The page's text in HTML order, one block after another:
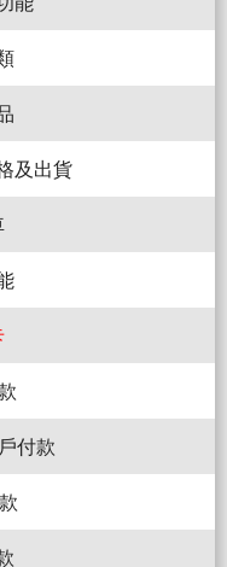
及出貨
付款